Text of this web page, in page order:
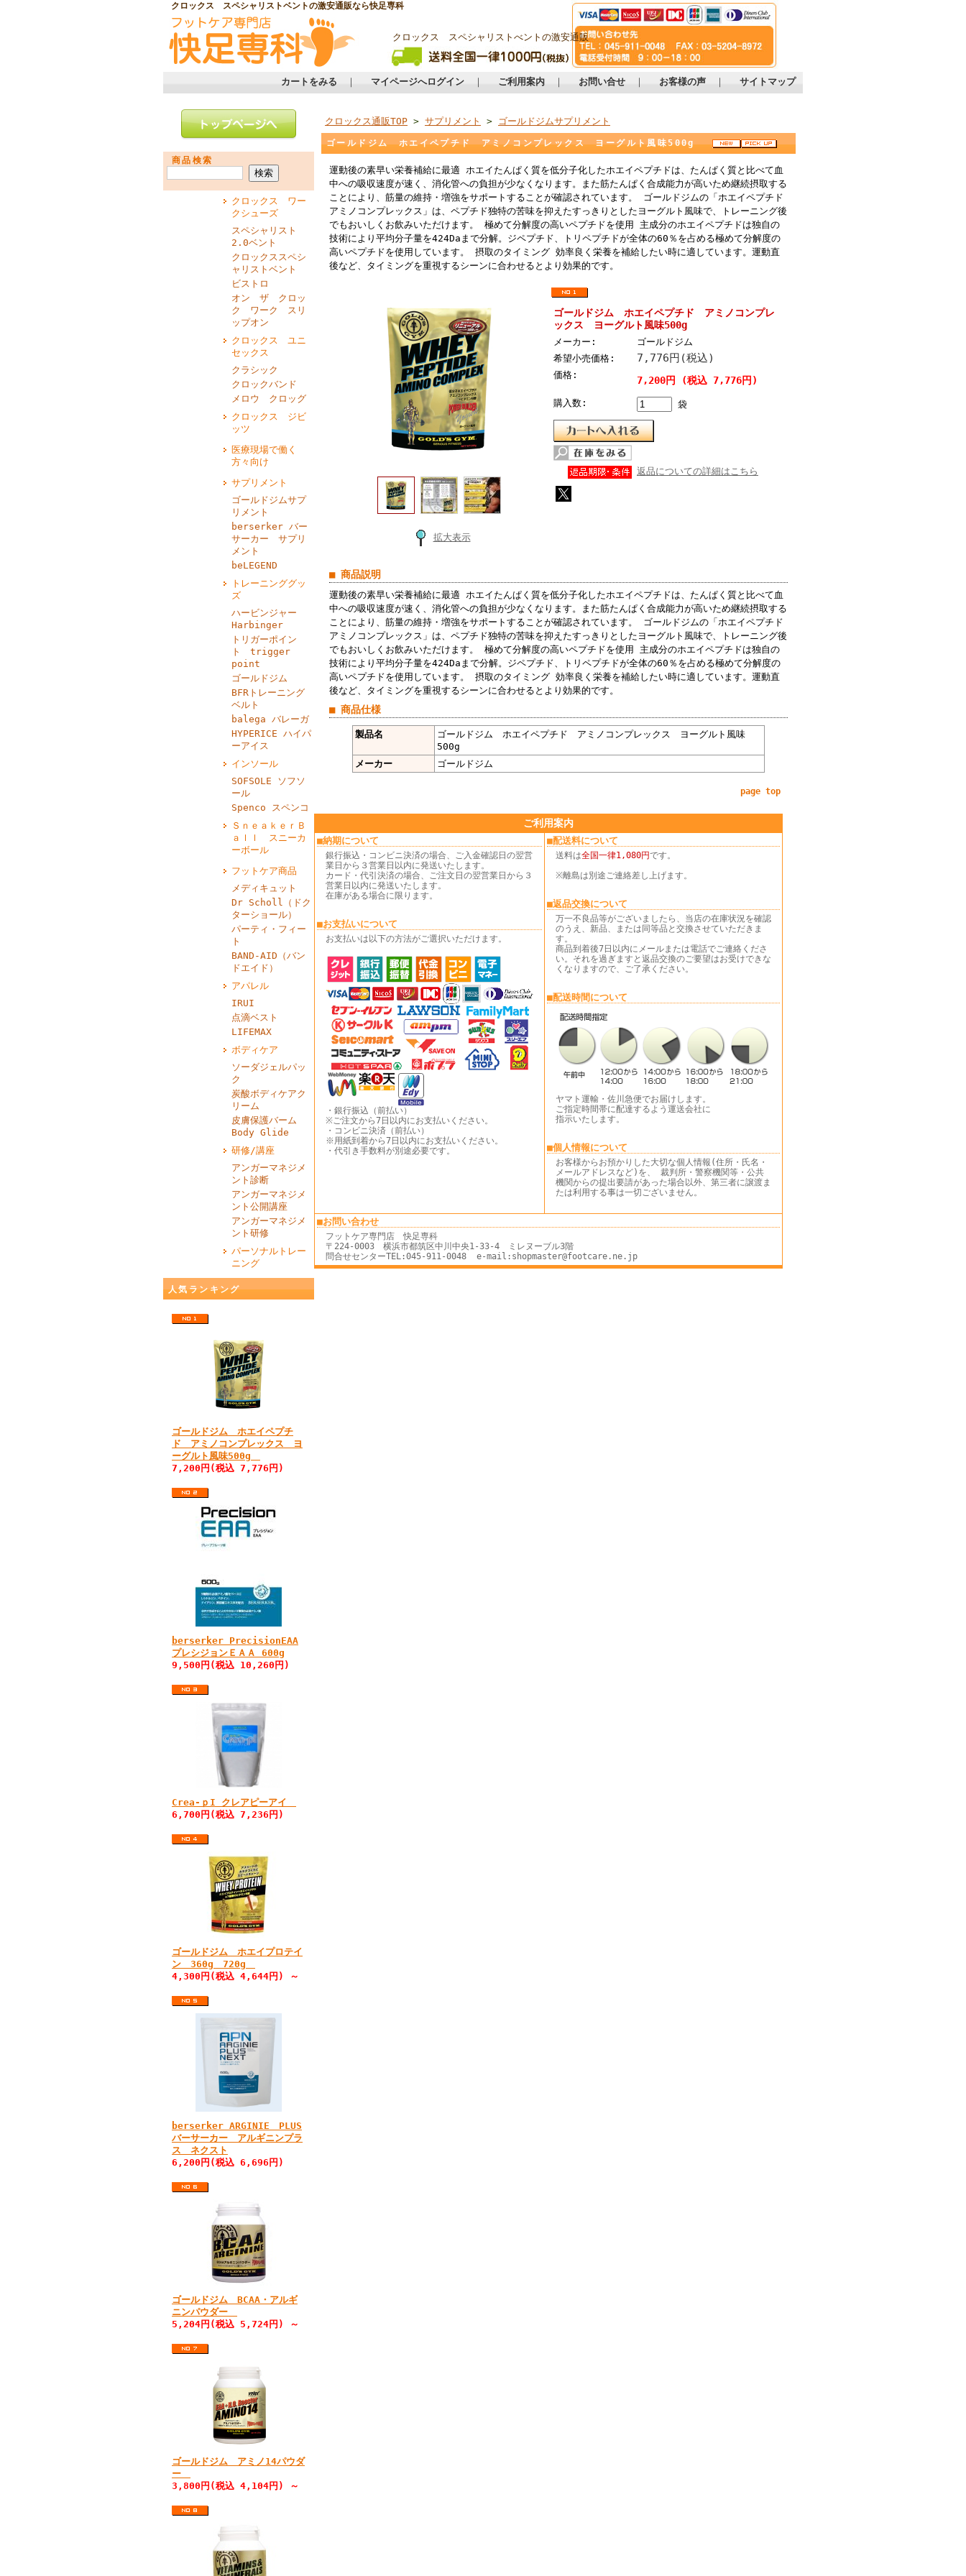
クロックス スペシャリストベントの激安通販なら快足専科
クロックス スペシャリストべントの激安通販
カートをみる ｜ マイページへログイン ｜ ご利用案内 ｜ お問い合せ ｜ お客様の声 ｜ サイトマップ
商品検索
クロックス ワー
クシューズ
スペシャリスト
2.0ベント
クロックススペシ
ャリストベント
ビストロ
オン ザ クロッ
ク ワーク スリ
ップオン
クロックス ユニ
セックス
クラシック
クロックバンド
メロウ クロッグ
クロックス ジビ
ッツ
医療現場で働く
方々向け
サプリメント
ゴールドジムサプ
リメント
berserker バー
サーカー サプリ
メント
beLEGEND
トレーニンググッ
ズ
ハービンジャー
Harbinger
トリガーポイン
ト trigger
point
ゴールドジム
BFRトレーニング
ベルト
balega バレーガ
HYPERICE ハイパ
ーアイス
インソール
SOFSOLE ソフソ
ール
Spenco スペンコ
ＳｎｅａｋｅｒＢ
ａｌｌ スニーカ
ーボール
フットケア商品
メディキュット
Dr Scholl（ドク
ターショール）
パーティ・フィー
ト
BAND‐AID（バン
ドエイド）
アパレル
IRUI
点滴ベスト
LIFEMAX
ボディケア
ソーダジェルパッ
ク
炭酸ボディケアク
リーム
皮膚保護バーム
Body Glide
研修/講座
アンガーマネジメ
ント診断
アンガーマネジメ
ント公開講座
アンガーマネジメ
ント研修
パーソナルトレー
ニング
人気ランキング
ゴールドジム ホエイペプチ
ド アミノコンプレックス ヨ
ーグルト風味500g
7,200円(税込 7,776円)
berserker PrecisionEAA
プレシジョンＥＡＡ 600g
9,500円(税込 10,260円)
Crea-ｐI クレアピーアイ
6,700円(税込 7,236円)
ゴールドジム ホエイプロテイ
ン 360g 720g
4,300円(税込 4,644円) ～
berserker ARGINIE PLUS
バーサーカー アルギニンプラ
ス ネクスト
6,200円(税込 6,696円)
ゴールドジム BCAA・アルギ
ニンパウダー
5,204円(税込 5,724円) ～
ゴールドジム アミノ14パウダ
ー
3,800円(税込 4,104円) ～
クロックス通販TOP > サプリメント > ゴールドジムサプリメント
ゴールドジム ホエイペプチド アミノコンプレックス ヨーグルト風味500g
運動後の素早い栄養補給に最適 ホエイたんぱく質を低分子化したホエイペプチドは、たんぱく質と比べて血
中への吸収速度が速く、消化管への負担が少なくなります。また筋たんぱく合成能力が高いため継続摂取する
ことにより、筋量の維持・増強をサポートすることが確認されています。 ゴールドジムの「ホエイペプチド
アミノコンプレックス」は、ペプチド独特の苦味を抑えたすっきりとしたヨーグルト風味で、トレーニング後
でもおいしくお飲みいただけます。 極めて分解度の高いペプチドを使用 主成分のホエイペプチドは独自の
技術により平均分子量を424Daまで分解。ジペプチド、トリペプチドが全体の60％を占める極めて分解度の
高いペプチドを使用しています。 摂取のタイミング 効率良く栄養を補給したい時に適しています。運動直
後など、タイミングを重視するシーンに合わせるとより効果的です。
拡大表示
ゴールドジム ホエイペプチド アミノコンプレ
ックス ヨーグルト風味500g
メーカー:
ゴールドジム
希望小売価格:
7,776円(税込)
価格: 7,200円 (税込 7,776円)
購入数: 袋
返品についての詳細はこちら
■ 商品説明
運動後の素早い栄養補給に最適 ホエイたんぱく質を低分子化したホエイペプチドは、たんぱく質と比べて血
中への吸収速度が速く、消化管への負担が少なくなります。また筋たんぱく合成能力が高いため継続摂取する
ことにより、筋量の維持・増強をサポートすることが確認されています。 ゴールドジムの「ホエイペプチド
アミノコンプレックス」は、ペプチド独特の苦味を抑えたすっきりとしたヨーグルト風味で、トレーニング後
でもおいしくお飲みいただけます。 極めて分解度の高いペプチドを使用 主成分のホエイペプチドは独自の
技術により平均分子量を424Daまで分解。ジペプチド、トリペプチドが全体の60％を占める極めて分解度の
高いペプチドを使用しています。 摂取のタイミング 効率良く栄養を補給したい時に適しています。運動直
後など、タイミングを重視するシーンに合わせるとより効果的です。
■ 商品仕様
製品名
ゴールドジム ホエイペプチド アミノコンプレックス ヨーグルト風味
500g
メーカー
ゴールドジム
page top
ご利用案内
■納期について
銀行振込・コンビニ決済の場合、ご入金確認日の翌営
業日から３営業日以内に発送いたします。
カード・代引決済の場合、ご注文日の翌営業日から３
営業日以内に発送いたします。
在庫がある場合に限ります。
■お支払いについて
お支払いは以下の方法がご選択いただけます。
・銀行振込（前払い）
※ご注文から7日以内にお支払いください。
・コンビニ決済（前払い）
※用紙到着から7日以内にお支払いください。
・代引き手数料が別途必要です。
■配送料について
送料は全国一律1,080円です。
※離島は別途ご連絡差し上げます。
■返品交換について
万一不良品等がございましたら、当店の在庫状況を確認
のうえ、新品、または同等品と交換させていただきま
す。
商品到着後7日以内にメールまたは電話でご連絡くださ
い。それを過ぎますと返品交換のご要望はお受けできな
くなりますので、ご了承ください。
■配送時間について
ヤマト運輸・佐川急便でお届けします。
ご指定時間帯に配達するよう運送会社に
指示いたします。
■個人情報について
お客様からお預かりした大切な個人情報(住所・氏名・
メールアドレスなど)を、 裁判所・警察機関等・公共
機関からの提出要請があった場合以外、第三者に譲渡ま
たは利用する事は一切ございません。
■お問い合わせ
フットケア専門店 快足専科
〒224-0003 横浜市都筑区中川中央1-33-4 ミレヌーブル3階
問合せセンターTEL:045-911-0048 e-mail:shopmaster@footcare.ne.jp